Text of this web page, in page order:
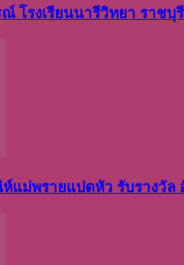
โรงเรียนนารีวิทยา ราช
ห์แม่พรายแปดหัว รับราง